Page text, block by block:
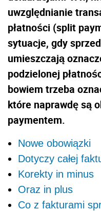
uwzględnianie
płatności (split
sytuacje, gdy
umieszczają
podzielonej
bowiem trzeba
które naprawdę są
paymentem.
Nowe obowiązki
Dotyczy całej
Korekty in minus
Oraz in plus
Co z fakturami